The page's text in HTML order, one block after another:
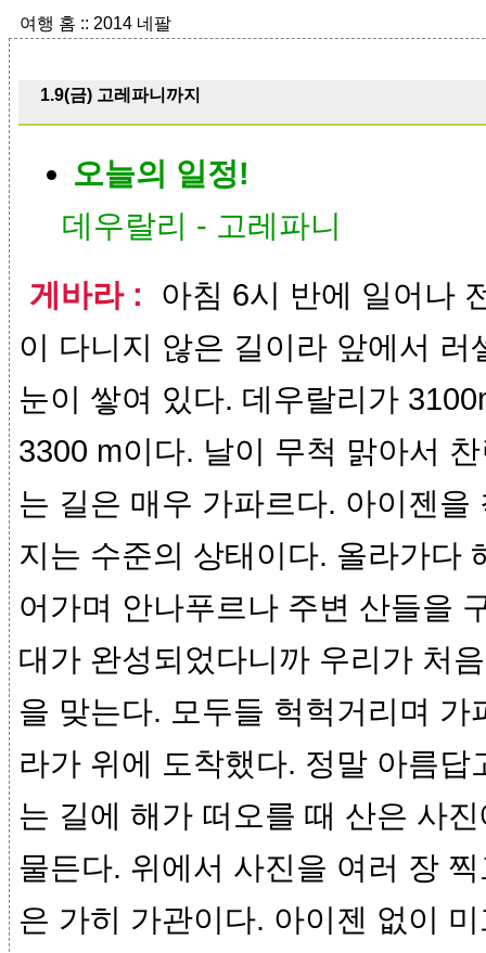
여행 홈 :: 2014 네팔
1.9(금) 고레파니까지
오늘의 일정!
데우랄리 - 고레파니
게바라 : 아침 6시 반에 일어나
이 다니지 않은 길이라 앞에서 러
눈이 쌓여 있다. 데우랄리가
3300 m이다. 날이 무척 맑아서
는 길은 매우 가파르다. 아이젠을
지는 수준의 상태이다. 올라가다
어가며 안나푸르나 주변 산들을
대가 완성되었다니까 우리가 처
을 맞는다. 모두들 헉헉거리며 가
라가 위에 도착했다. 정말 아름답
는 길에 해가 떠오를 때 산은 사
물든다. 위에서 사진을 여러 장
은 가히 가관이다. 아이젠 없이